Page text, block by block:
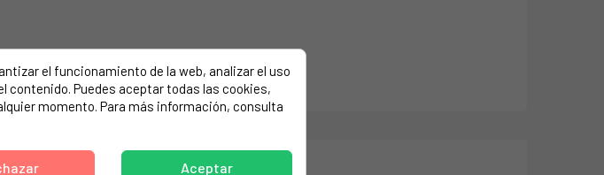
el funcionamiento de la web, analizar el uso
Puedes aceptar todas las cookies,
momento. Para más información, consulta
Aceptar